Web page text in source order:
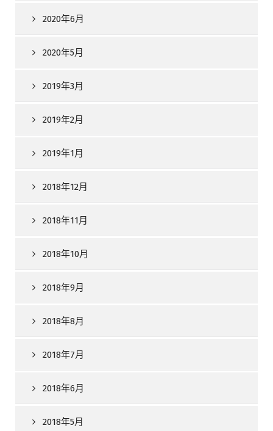
2020年6月
2020年5月
2019年3月
2019年2月
2019年1月
2018年12月
2018年11月
2018年10月
2018年9月
2018年8月
2018年7月
2018年6月
2018年5月